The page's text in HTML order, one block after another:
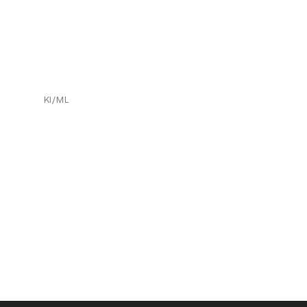
KI/ML